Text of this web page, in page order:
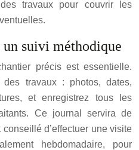
travaux pour couvrir les
suivi méthodique
précis est essentielle.
des travaux : photos, dates,
et enregistrez tous les
Ce journal servira de
d’effectuer une visite
hebdomadaire, pour